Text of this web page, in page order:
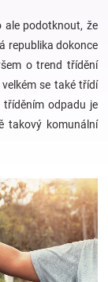
ale podotknout, že
republika dokonce
o trend třídění
se také třídí
odpadu je
takový komunální